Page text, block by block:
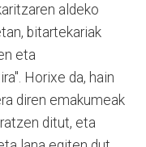
aldeko
bitartekariak
eta
Horixe da, hain
diren emakumeak
ditut, eta